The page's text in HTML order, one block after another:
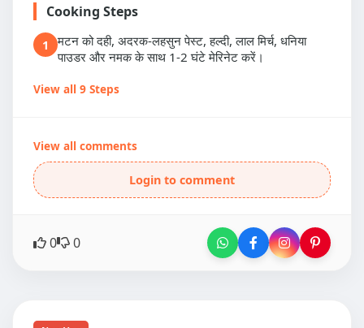
Cooking Steps
1
मटन को दही, अदरक-लहसुन पेस्ट, हल्दी, लाल मिर्च, धनिया
पाउडर और नमक के साथ 1-2 घंटे मेरिनेट करें।
View all 9 Steps
View all comments
Login to comment
0 0